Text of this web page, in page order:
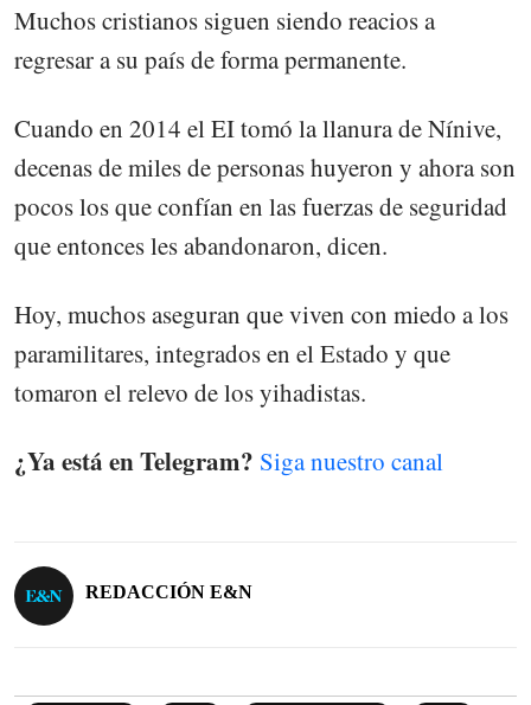
Muchos cristianos siguen siendo reacios a
regresar a su país de forma permanente.
Cuando en 2014 el EI tomó la llanura de Nínive,
decenas de miles de personas huyeron y ahora son
pocos los que confían en las fuerzas de seguridad
que entonces les abandonaron, dicen.
Hoy, muchos aseguran que viven con miedo a los
paramilitares, integrados en el Estado y que
tomaron el relevo de los yihadistas.
¿Ya está en Telegram? Siga nuestro canal
REDACCIÓN E&N